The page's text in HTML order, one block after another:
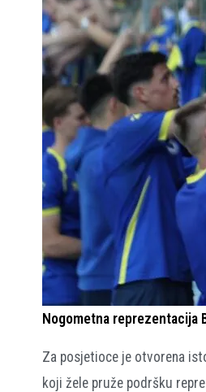
Nogometna reprezentacija
Za posjetioce je otvorena
koji žele pruže podršku